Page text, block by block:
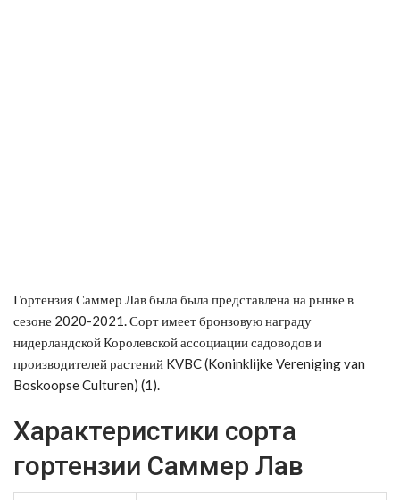
Гортензия Саммер Лав была была представлена на рынке в
сезоне 2020-2021. Сорт имеет бронзовую награду
нидерландской Королевской ассоциации садоводов и
производителей растений KVBC (Koninklijke Vereniging van
Boskoopse Culturen) (1).
Характеристики сорта
гортензии Саммер Лав